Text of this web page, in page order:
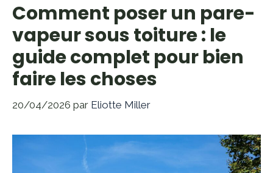
Comment poser un pare-
vapeur sous toiture : le
guide complet pour bien
faire les choses
20/04/2026 par Eliotte Miller